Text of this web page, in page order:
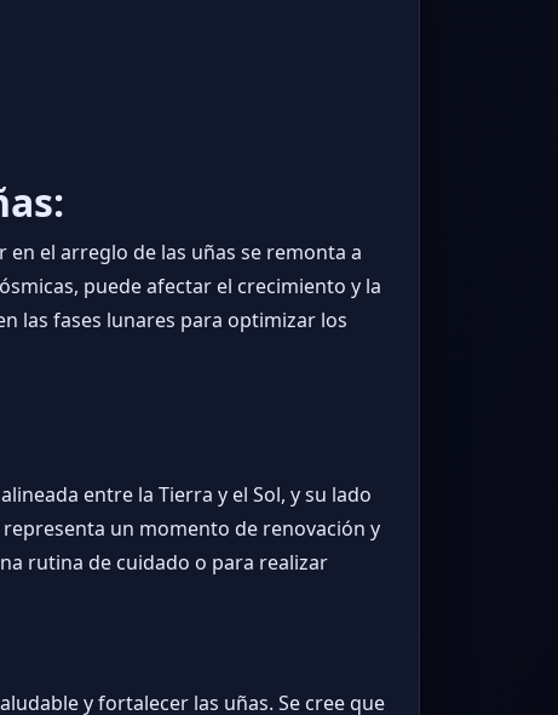
el arreglo de las uñas se remonta a
puede afectar el crecimiento y la
las fases lunares para optimizar los
entre la Tierra y el Sol, y su lado
un momento de renovación y
rutina de cuidado o para realizar
y fortalecer las uñas. Se cree que